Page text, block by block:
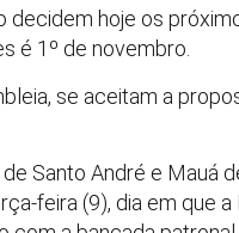
hoje os
é 1º de novembro.
se aceitam a
Santo André e Mauá
feira (9), dia em que